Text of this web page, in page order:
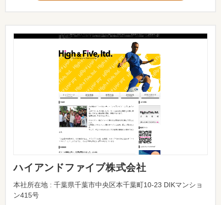
ハイアンドファイブ株式会社
本社所在地 : 千葉県千葉市中央区本千葉町10-23 DIKマンショ
ン415号